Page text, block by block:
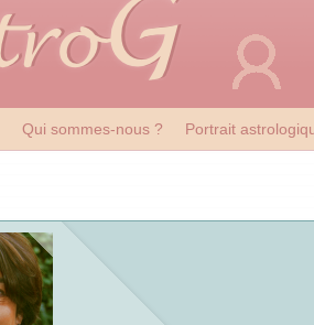
Qui sommes-nous ? Portrait